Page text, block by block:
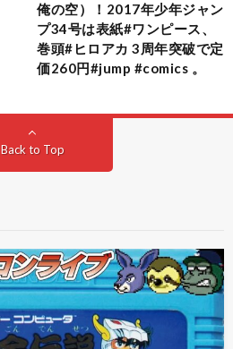
俺の空）！2017年少年ジャン
プ34号は表紙#ワンピース、
巻頭#ヒロアカ 3周年突破で定
価260円#jump #comics 。
Back to Top